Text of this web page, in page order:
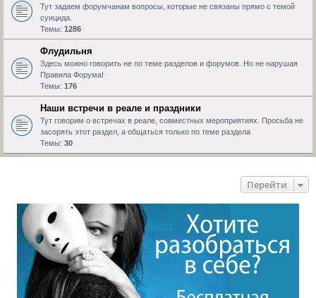
Тут задаем форумчанам вопросы, которые не связаны прямо с темой
суицида.
Темы: 1286
Флудильня
Здесь можно говорить не по теме разделов и форумов. Но не нарушая
Правила Форума!
Темы: 176
Наши встречи в реале и праздники
Тут говорим о встречах в реале, совместных мероприятиях. Просьба не
засорять этот раздел, а общаться только по теме раздела
Темы: 30
Перейти